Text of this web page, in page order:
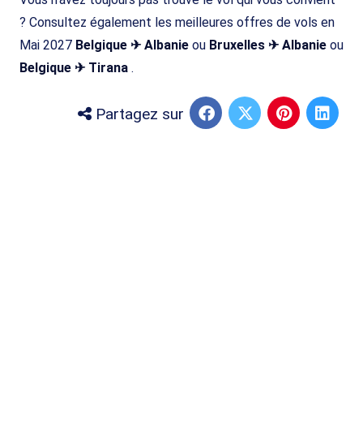
? Consultez également les meilleures offres de vols en
Mai 2027 Belgique ✈ Albanie ou Bruxelles ✈ Albanie ou
Belgique ✈ Tirana .
Partagez sur